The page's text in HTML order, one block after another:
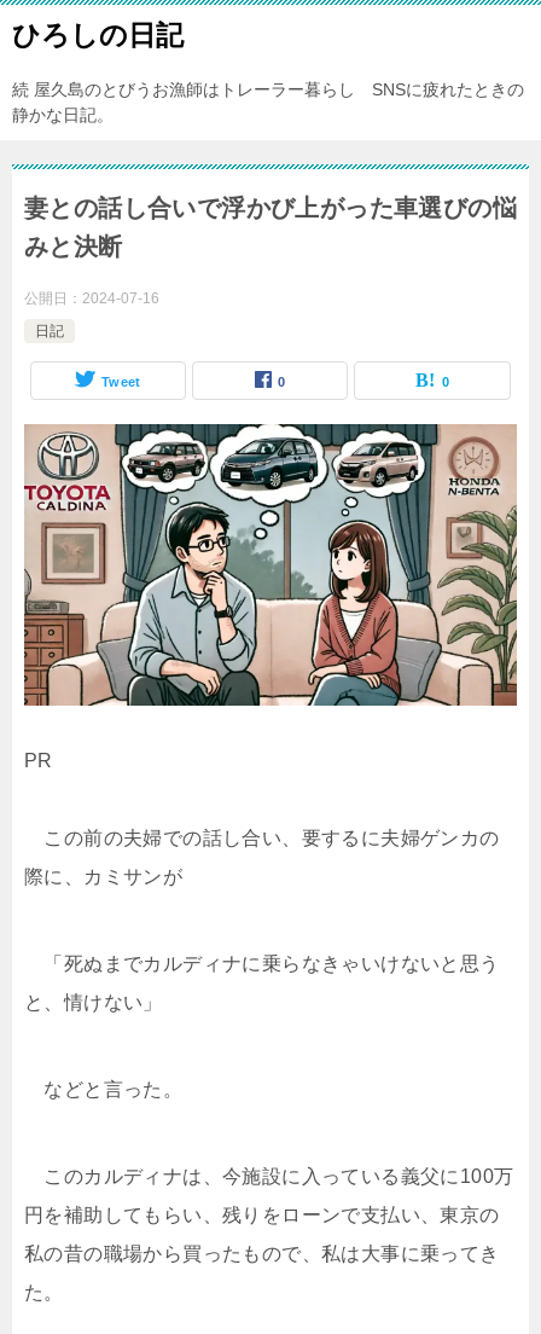
ひろしの日記
続 屋久島のとびうお漁師はトレーラー暮らし SNSに疲れたときの
静かな日記。
妻との話し合いで浮かび上がった車選びの悩
みと決断
公開日： 2024-07-16
日記
Tweet 0 0
PR
この前の夫婦での話し合い、要するに夫婦ゲンカの
際に、カミサンが
「死ぬまでカルディナに乗らなきゃいけないと思う
と、情けない」
などと言った。
このカルディナは、今施設に入っている義父に100万
円を補助してもらい、残りをローンで支払い、東京の
私の昔の職場から買ったもので、私は大事に乗ってき
た。